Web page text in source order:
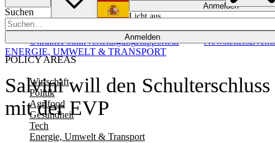
Suchen
Anmelden
POLICY AREAS
Wirtschaft
Politik
Agrifood
Gesundheit
Tech
Energie, Umwelt & Transport
UkrainePolitikVerteidigungRapporteur NewslettersEvents
Anmelden
Licht aus
Salvini will den Schulterschluss
mit der EVP
ENERGIE, UMWELT & TRANSPORT